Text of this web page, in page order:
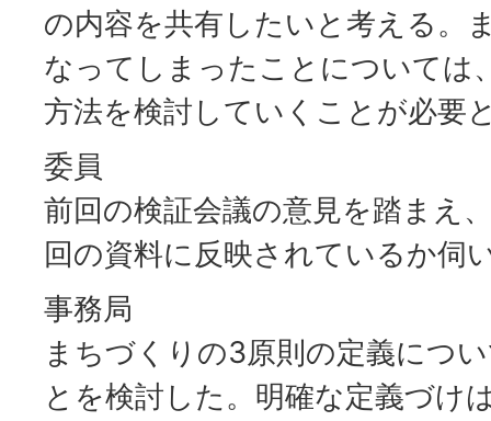
の内容を共有したいと考える。
なってしまったことについては
方法を検討していくことが必要
委員
前回の検証会議の意見を踏まえ
回の資料に反映されているか伺
事務局
まちづくりの3原則の定義につ
とを検討した。明確な定義づけ